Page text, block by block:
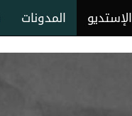
المدونات الإستديو